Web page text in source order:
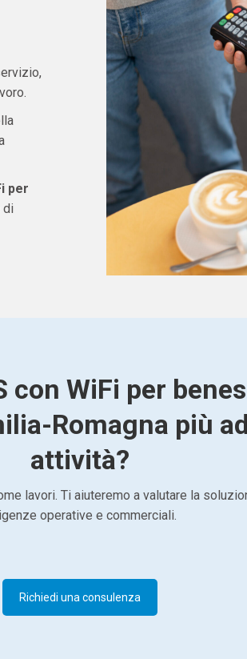
per
di
con WiFi per
Romagna più
attività?
lavori. Ti aiuteremo a valutare la
operative e commerciali.
Richiedi una consulenza